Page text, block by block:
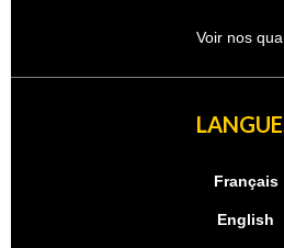
Voir nos
Français
English